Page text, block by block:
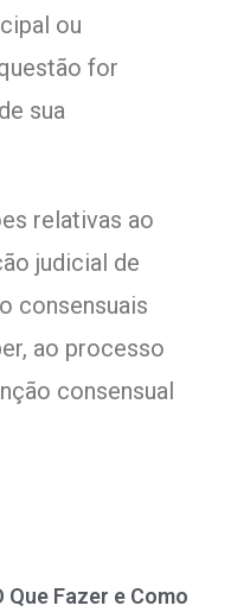
ou
for
sua
relativas ao
judicial de
consensuais
ao processo
consensual
Que Fazer e Como